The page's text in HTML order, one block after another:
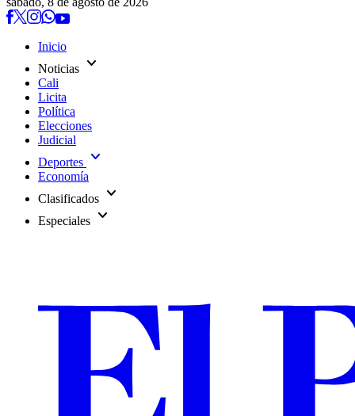
Inicio
Noticias expand_more
Cali
Licita
Política
Elecciones
Judicial
Deportes expand_more
Economía
Clasificados expand_more
Especiales expand_more